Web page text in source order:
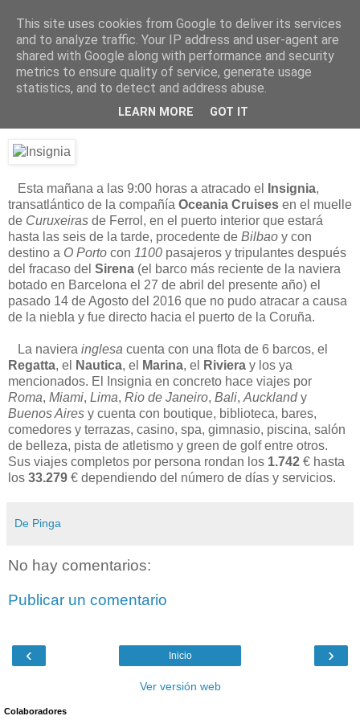
Está de pinga
16/8/16
Esta mañana a las 9:00 horas a atracado el Insignia,
transatlántico de la compañía Oceania Cruises en el muelle
de Curuxeiras de Ferrol, en el puerto interior que estará
hasta las seis de la tarde, procedente de Bilbao y con
destino a O Porto con 1100 pasajeros y tripulantes después
del fracaso del Sirena (el barco más reciente de la naviera
botado en Barcelona el 27 de abril del presente año) el
pasado 14 de Agosto del 2016 que no pudo atracar a causa
de la niebla y fue directo hacia el puerto de la Coruña.
La naviera inglesa cuenta con una flota de 6 barcos, el
Regatta, el Nautica, el Marina, el Riviera y los ya
mencionados. El Insignia en concreto hace viajes por
Roma, Miami, Lima, Rio de Janeiro, Bali, Aucklandy
Buenos Aires y cuenta con boutique, biblioteca, bares,
comedores y terrazas, casino, spa, gimnasio, piscina, salón
de belleza, pista de atletismo y green de golf entre otros.
Sus viajes completos por persona rondan los 1.742 € hasta
los 33.279 € dependiendo del número de días y servicios.
De Pinga
No hay comentarios:
Publicar un comentario
‹ ›
Inicio
Ver versión web
Colaboradores
This site uses cookies from Google to deliver its services
and to analyze traffic. Your IP address and user-agent are
shared with Google along with performance and security
metrics to ensure quality of service, generate usage
statistics, and to detect and address abuse.
LEARN MORE GOT IT